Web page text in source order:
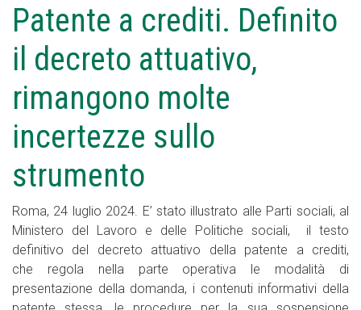
Patente a crediti. Definito
il decreto attuativo,
rimangono molte
incertezze sullo
strumento
Roma, 24 luglio 2024. E’ stato illustrato alle Parti sociali, al
Ministero del Lavoro e delle Politiche sociali, il testo
definitivo del decreto attuativo della patente a crediti,
che regola nella parte operativa le modalità di
presentazione della domanda, i contenuti informativi della